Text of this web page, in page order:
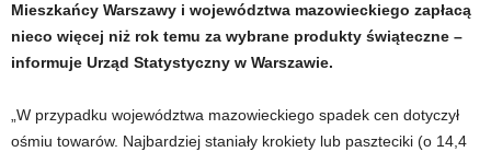
Mieszkańcy Warszawy i województwa mazowieckiego zapłacą
nieco więcej niż rok temu za wybrane produkty świąteczne –
informuje Urząd Statystyczny w Warszawie.
„W przypadku województwa mazowieckiego spadek cen dotyczył
ośmiu towarów. Najbardziej staniały krokiety lub paszteciki (o 14,4